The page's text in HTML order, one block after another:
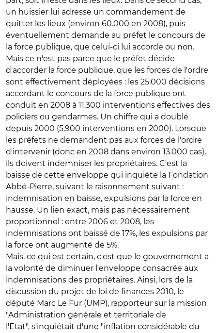
un huissier lui adresse un commandement de
quitter les lieux (environ 60.000 en 2008), puis
éventuellement demande au préfet le concours de
la force publique, que celui-ci lui accorde ou non.
Mais ce n'est pas parce que le préfet décide
d'accorder la force publique, que les forces de l'ordre
sont effectivement déployées : les 25.000 décisions
accordant le concours de la force publique ont
conduit en 2008 à 11.300 interventions effectives des
policiers ou gendarmes. Un chiffre qui a doublé
depuis 2000 (5.900 interventions en 2000). Lorsque
les préfets ne demandent pas aux forces de l'ordre
d'intervenir (donc en 2008 dans environ 13.000 cas),
ils doivent indemniser les propriétaires. C'est la
baisse de cette enveloppe qui inquiète la Fondation
Abbé-Pierre, suivant le raisonnement suivant :
indemnisation en baisse, expulsions par la force en
hausse. Un lien exact, mais pas nécessairement
proportionnel : entre 2006 et 2008, les
indemnisations ont baissé de 17%, les expulsions par
la force ont augmenté de 5%.
Mais, ce qui est certain, c'est que le gouvernement a
la volonté de diminuer l'enveloppe consacrée aux
indemnisations des propriétaires. Ainsi, lors de la
discussion du projet de loi de finances 2010, le
député Marc Le Fur (UMP), rapporteur sur la mission
"Administration générale et territoriale de
l'Etat", s'inquiétait d'une "inflation considérable du